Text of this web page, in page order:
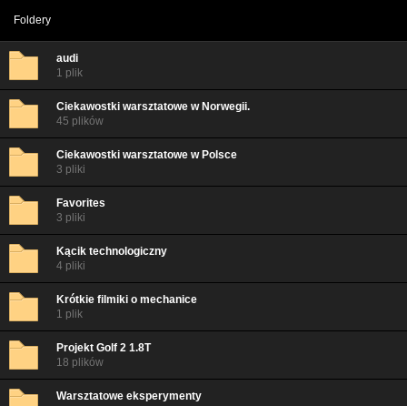
Foldery
audi
1 plik
Ciekawostki warsztatowe w Norwegii.
45 plików
Ciekawostki warsztatowe w Polsce
3 pliki
Favorites
3 pliki
Kącik technologiczny
4 pliki
Krótkie filmiki o mechanice
1 plik
Projekt Golf 2 1.8T
18 plików
Warsztatowe eksperymenty